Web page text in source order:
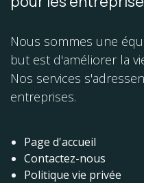
Nous sommes une
but est d'améliorer la
Nos services
entreprises.
Page d'accueil
Contactez-nous
Politique vie privée